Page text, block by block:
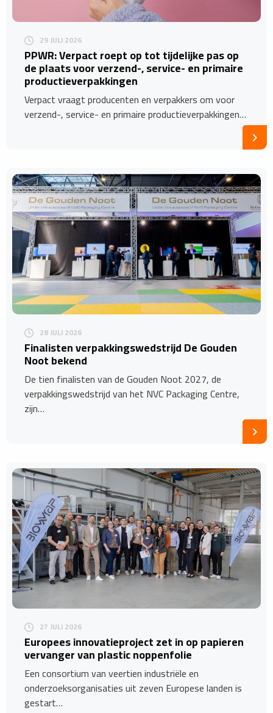
29 JULI 2026
PPWR: Verpact roept op tot tijdelijke pas op
de plaats voor verzend-, service- en primaire
productieverpakkingen
Verpact vraagt producenten en verpakkers om voor
verzend-, service- en primaire productieverpakkingen…
28 JULI 2026
Finalisten verpakkingswedstrijd De Gouden
Noot bekend
De tien finalisten van de Gouden Noot 2027, de
verpakkingswedstrijd van het NVC Packaging Centre,
zijn…
27 JULI 2026
Europees innovatieproject zet in op papieren
vervanger van plastic noppenfolie
Een consortium van veertien industriële en
onderzoeksorganisaties uit zeven Europese landen is
gestart…